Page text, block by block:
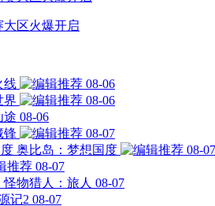
大区火爆开启
线
08-06
界
08-06
途 08-06
锋
08-07
奥比岛：梦想国度
08-07
08-07
怪物猎人：旅人 08-07
记2 08-07